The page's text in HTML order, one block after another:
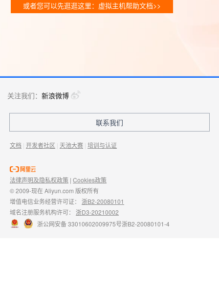
或者您可以先逛逛这里：虚拟主机帮助文档>>